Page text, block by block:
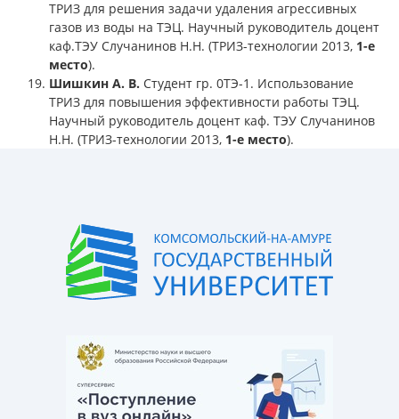
ТРИЗ для решения задачи удаления агрессивных
газов из воды на ТЭЦ. Научный руководитель доцент
каф.ТЭУ Случанинов Н.Н. (ТРИЗ-технологии 2013, 1-е
место).
Шишкин А. В. Студент гр. 0ТЭ-1. Использование
ТРИЗ для повышения эффективности работы ТЭЦ.
Научный руководитель доцент каф. ТЭУ Случанинов
Н.Н. (ТРИЗ-технологии 2013, 1-е место).